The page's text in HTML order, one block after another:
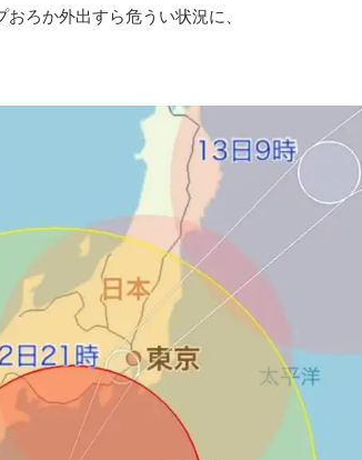
ろか外出すら危うい状況に、